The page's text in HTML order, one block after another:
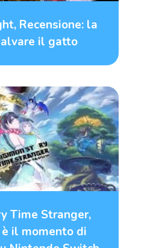
Recensione: la
il gatto
Time Stranger,
è il momento di